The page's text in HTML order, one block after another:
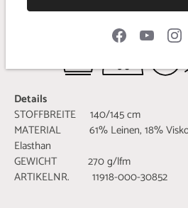
Noch mehrNähideen für unsere
findest Du in
Details
STOFFBREITE 140/145 cm
MATERIAL 61% Leinen, 18%
Elasthan
GEWICHT 270 g/lfm
ARTIKELNR. 11918-000-30852